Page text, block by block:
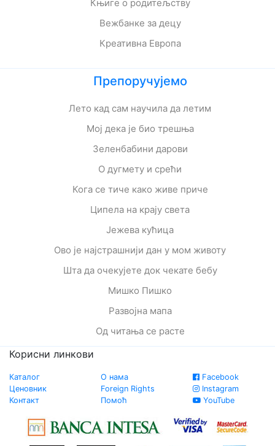
Књиге о родитељству
Вежбанке за децу
Креативна Европа
Препоручујемо
Лето кад сам научила да летим
Мој дека је био трешња
Зеленбабини дарови
О дугмету и срећи
Кога се тиче како живе приче
Ципела на крају света
Јежева кућица
Ово је најстрашнији дан у мом животу
Шта да очекујете док чекате бебу
Мишко Пишко
Развојна мапа
Од читања се расте
Корисни линкови
Каталог
Ценовник
Контакт
О нама
Foreign Rights
Помоћ
Facebook
Instagram
YouTube